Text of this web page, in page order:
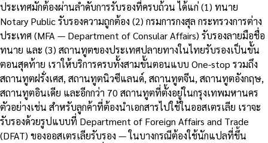
ประเทศมักต้องผ่านลำดับการรับรองที่ครบถ้วน ได้แก่ (1) ทนาย
Notary Public รับรองความถูกต้อง (2) กรมการกงสุล กระทรวงการต่าง
ประเทศ (MFA — Department of Consular Affairs) รับรองลายมือชื่อ
ทนาย และ (3) สถานทูตของประเทศปลายทางในไทยรับรองเป็นขั้น
ตอนสุดท้าย เราให้บริการครบทั้งสามขั้นตอนแบบ One-stop รวมถึง
สถานทูตฝรั่งเศส, สถานทูตนิวซีแลนด์, สถานทูตจีน, สถานทูตอังกฤษ,
สถานทูตอินเดีย และอีกกว่า 70 สถานทูตที่ตั้งอยู่ในกรุงเทพมหานคร
ตัวอย่างเช่น สำหรับลูกค้าที่ต้องนำเอกสารไปใช้ในออสเตรเลีย เราจะ
รับรองด้วยรูปแบบที่ Department of Foreign Affairs and Trade
(DFAT) ของออสเตรเลียรับรอง — ในบางกรณีต้องใช้นักแปลที่ขึ้น